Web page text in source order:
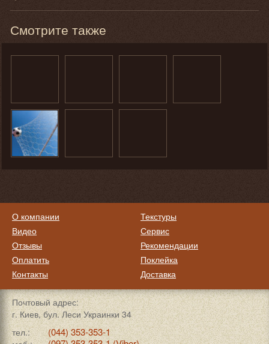
Смотрите также
О компании
Видео
Отзывы
Оплатить
Контакты
Текстуры
Сервис
Рекомендации
Поклейка
Доставка
Почтовый адрес:
г. Киев, бул. Леси Украинки 34
тел.:
(044) 353-353-1